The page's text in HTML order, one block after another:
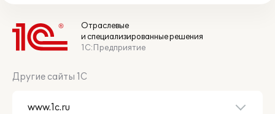
Отраслевые
и специализированные решения
1С:Предприятие
Другие сайты 1С